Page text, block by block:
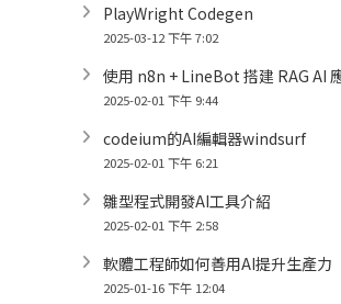
PlayWright Codegen
2025-03-12 下午 7:02
使用 n8n + LineBot 搭建 RAG AI
2025-02-01 下午 9:44
codeium的AI編輯器windsurf
2025-02-01 下午 6:21
雛型程式開發AI工具介紹
2025-02-01 下午 2:58
軟體工程師如何善用AI提升生產力
2025-01-16 下午 12:04